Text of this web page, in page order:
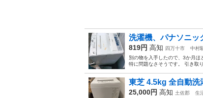
洗濯機、パナソニッ
819円 高知 四万十市 中村
別の物を入手したので、3か月ほ
特に問題なさそうです。 引き取
東芝 4.5kg 全自動洗
25,000円 高知 土佐郡
生